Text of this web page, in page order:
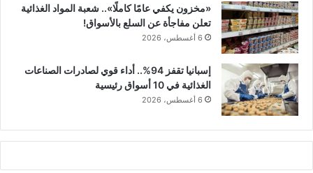
«مخزون يكفي عامًا كاملًا».. شعبة المواد الغذائية
تعلن مفاجأة عن السلع بالأسواق!
6 أغسطس، 2026
إسبانيا تقفز 94%.. أداء قوي لصادرات الصناعات
الغذائية في 10 أسواق رئيسية
6 أغسطس، 2026